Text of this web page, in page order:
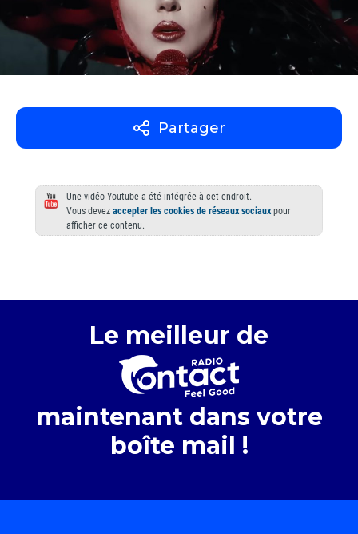
Partager
Une vidéo Youtube a été intégrée à cet endroit.
Vous devezaccepter les cookies de réseaux sociaux pour
afficher ce contenu.
Le meilleur de
maintenant dans votre
boîte mail !